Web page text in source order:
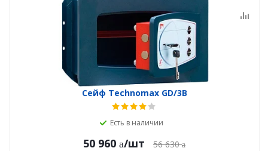
Сейф Technomax GD/3В
Есть в наличии
50 960 /шт 56 630